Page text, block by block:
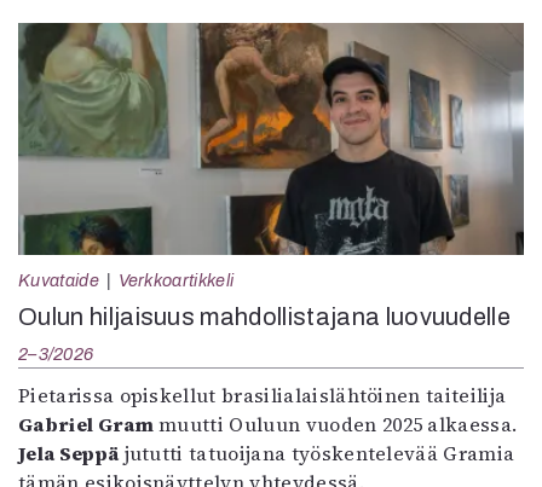
Kuvataide Verkkoartikkeli
Oulun hiljaisuus mahdollistajana luovuudelle
2–3/2026
Pietarissa opiskellut brasilialaislähtöinen taiteilija
Gabriel Grammuutti Ouluun vuoden 2025 alkaessa.
Jela Seppä jututti tatuoijana työskentelevää Gramia